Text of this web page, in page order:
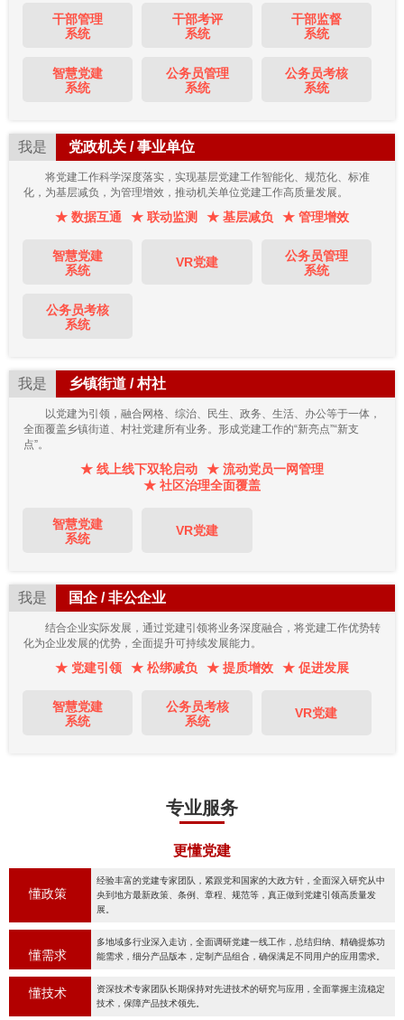
干部管理
系统
干部考评
系统
干部监督
系统
智慧党建
系统
公务员管理
系统
公务员考核
系统
我是 党政机关 / 事业单位
将党建工作科学深度落实，实现基层党建工作智能化、规范化、标准
化，为基层减负，为管理增效，推动机关单位党建工作高质量发展。
★ 数据互通 ★ 联动监测 ★ 基层减负 ★ 管理增效
智慧党建
系统
VR党建
公务员管理
系统
公务员考核
系统
我是 乡镇街道 / 村社
以党建为引领，融合网格、综治、民生、政务、生活、办公等于一体，
全面覆盖乡镇街道、村社党建所有业务。形成党建工作的“新亮点”“新支
点”。
★ 线上线下双轮启动
★ 流动党员一网管理
★ 社区治理全面覆盖
智慧党建
系统
VR党建
我是 国企 / 非公企业
结合企业实际发展，通过党建引领将业务深度融合，将党建工作优势转
化为企业发展的优势，全面提升可持续发展能力。
★ 党建引领 ★ 松绑减负 ★ 提质增效 ★ 促进发展
智慧党建
系统
公务员考核
系统
VR党建
专业服务
更懂党建
懂政策
经验丰富的党建专家团队，紧跟党和国家的大政方针，全面深入研究从中
央到地方最新政策、条例、章程、规范等，真正做到党建引领高质量发
展。
懂需求
多地域多行业深入走访，全面调研党建一线工作，总结归纳、精确提炼功
能需求，细分产品版本，定制产品组合，确保满足不同用户的应用需求。
懂技术
资深技术专家团队长期保持对先进技术的研究与应用，全面掌握主流稳定
技术，保障产品技术领先。